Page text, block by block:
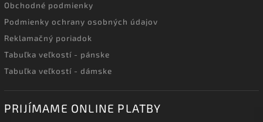
Obchodné podmienky
Podmienky ochrany osobných údajov
Reklamačný poriadok
Tabuľka veľkostí - pánske
Tabuľka veľkostí - dámske
PRIJÍMAME ONLINE PLATBY